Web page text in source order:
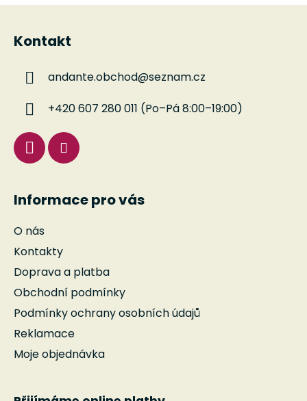
Z
Kontakt
andante.obchod@seznam.cz
+420 607 280 011 (Po–Pá 8:00–19:00)
Informace pro vás
O nás
Kontakty
Doprava a platba
Obchodní podmínky
Podmínky ochrany osobních údajů
Reklamace
Moje objednávka